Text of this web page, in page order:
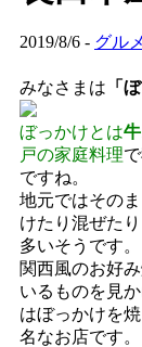
2019/8/6 - グルメ
みなさまは 「
ぼっかけとは
戸の家庭料理
ですね。
地元ではその
けたり混ぜた
多いそうです。
関西風のお好
いるものを見
はぼっかけを
名なお店です。